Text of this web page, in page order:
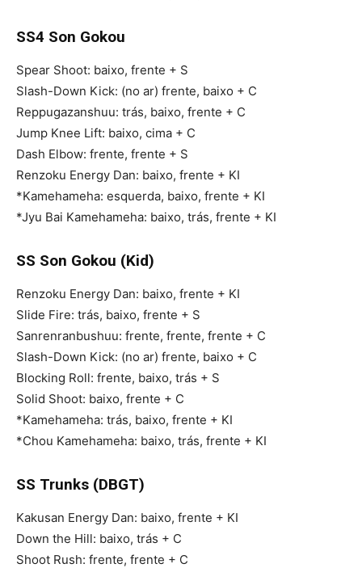
SS4 Son Gokou
Spear Shoot: baixo, frente + S
Slash-Down Kick: (no ar) frente, baixo + C
Reppugazanshuu: trás, baixo, frente + C
Jump Knee Lift: baixo, cima + C
Dash Elbow: frente, frente + S
Renzoku Energy Dan: baixo, frente + KI
*Kamehameha: esquerda, baixo, frente + KI
*Jyu Bai Kamehameha: baixo, trás, frente + KI
SS Son Gokou (Kid)
Renzoku Energy Dan: baixo, frente + KI
Slide Fire: trás, baixo, frente + S
Sanrenranbushuu: frente, frente, frente + C
Slash-Down Kick: (no ar) frente, baixo + C
Blocking Roll: frente, baixo, trás + S
Solid Shoot: baixo, frente + C
*Kamehameha: trás, baixo, frente + KI
*Chou Kamehameha: baixo, trás, frente + KI
SS Trunks (DBGT)
Kakusan Energy Dan: baixo, frente + KI
Down the Hill: baixo, trás + C
Shoot Rush: frente, frente + C